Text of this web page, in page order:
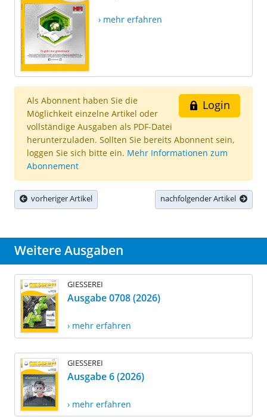
› mehr erfahren
Login
Als Abonnent haben Sie die
Möglichkeit einzelne Artikel oder
vollständige Ausgaben als PDF-Datei
herunterzuladen. Sollten Sie bereits Abonnent sein,
loggen Sie sich bitte ein. Mehr Informationen zum
Abonnement
vorheriger Artikel nachfolgender Artikel
Weitere Ausgaben
GIESSEREI
Ausgabe 0708 (2026)
› mehr erfahren
GIESSEREI
Ausgabe 6 (2026)
› mehr erfahren